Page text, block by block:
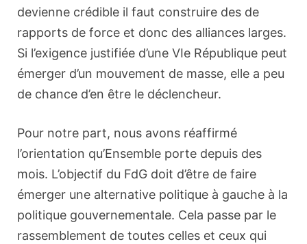
devienne crédible il faut construire des de
rapports de force et donc des alliances larges.
Si l’exigence justifiée d’une VIe République peut
émerger d’un mouvement de masse, elle a peu
de chance d’en être le déclencheur.
Pour notre part, nous avons réaffirmé
l’orientation qu’Ensemble porte depuis des
mois. L’objectif du FdG doit d’être de faire
émerger une alternative politique à gauche à la
politique gouvernementale. Cela passe par le
rassemblement de toutes celles et ceux qui